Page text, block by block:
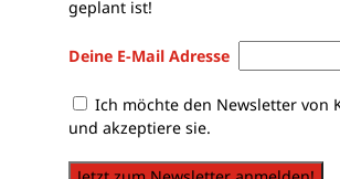
geplant ist!
Deine E-Mail Adresse
Ich möchte den Newsletter von
und akzeptiere sie.